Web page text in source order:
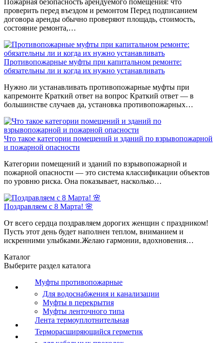
проверить перед въездом и ремонтом Перед подписанием
договора аренды обычно проверяют площадь, стоимость,
состояние ремонта,…
Противопожарные муфты при капитальном ремонте:
обязательны ли и когда их нужно устанавливать
Нужно ли устанавливать противопожарные муфты при
капремонте Краткий ответ на вопрос Краткий ответ — в
большинстве случаев да, установка противопожарных…
Что такое категории помещений и зданий по взрывопожарной
и пожарной опасности
Категории помещений и зданий по взрывопожарной и
пожарной опасности — это система классификации объектов
по уровню риска. Она показывает, насколько…
Поздравляем с 8 Марта! 🌸
От всего сердца поздравляем дорогих женщин с праздником!
Пусть этот день будет наполнен теплом, вниманием и
искренними улыбками.Желаю гармонии, вдохновения…
Каталог
Выберите раздел каталога
Муфты противопожарные
Для водоснабжения и канализации
Муфты в перекрытия
Муфты ленточного типа
Лента термоуплотнительная
Терморасширяющийся герметик